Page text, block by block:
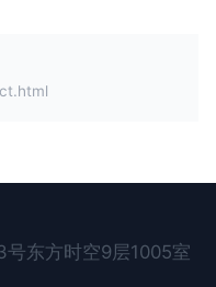
东方时空9层1005室